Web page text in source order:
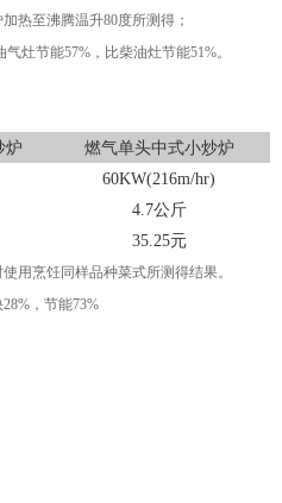
热至沸腾温升80度所测得；
灶节能57%，比柴油灶节能51%。
炉
燃气单头中式小炒炉
60KW(216m/hr)
4.7公斤
35.25元
用烹饪同样品种菜式所测得结果。
，节能73%